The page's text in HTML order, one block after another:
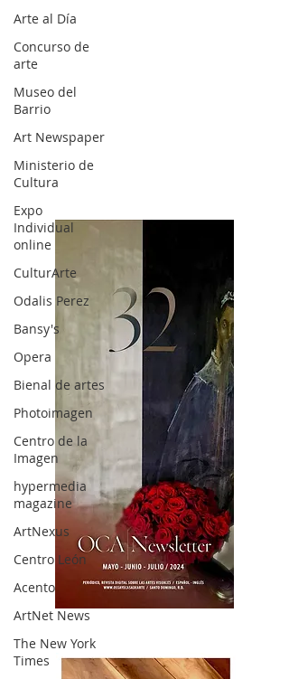
Arte al Día
Concurso de
arte
Museo del
Barrio
Art Newspaper
Ministerio de
Cultura
Expo
Individual
online
CulturArte
Odalis Perez
Bansy's
Opera
Bienal de artes
Photoimagen
Centro de la
Imagen
hypermedia
magazine
ArtNexus
Centro León
Acento
ArtNet News
The New York
Times
OCA|News 32/ Mayo-Junio-Julio, 2023